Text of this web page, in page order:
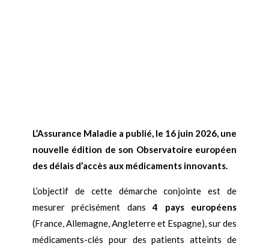
L’Assurance Maladie a publié, le 16 juin 2026, une
nouvelle édition de son Observatoire européen
des délais d’accès aux médicaments innovants.
L’objectif de cette démarche conjointe est de
mesurer précisément dans4 pays européens
(France, Allemagne, Angleterre et Espagne), sur des
médicaments-clés pour des patients atteints de